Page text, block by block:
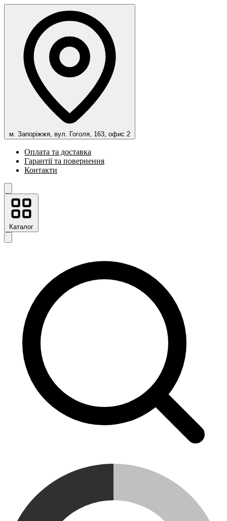
м. Запоріжжя, вул. Гоголя, 163, офис 2
Оплата та доставка
Гарантії та повернення
Контакти
Каталог